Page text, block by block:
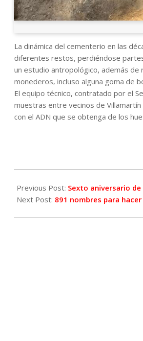
La dinámica del cementerio en las
diferentes restos, perdiéndose
un estudio antropológico, además
monederos, incluso alguna goma de
El equipo técnico, contratado por el
muestras entre vecinos de
con el ADN que se obtenga de los
12-
13
Previous Post: Sexto aniversario
Next Post: 891 nombres para